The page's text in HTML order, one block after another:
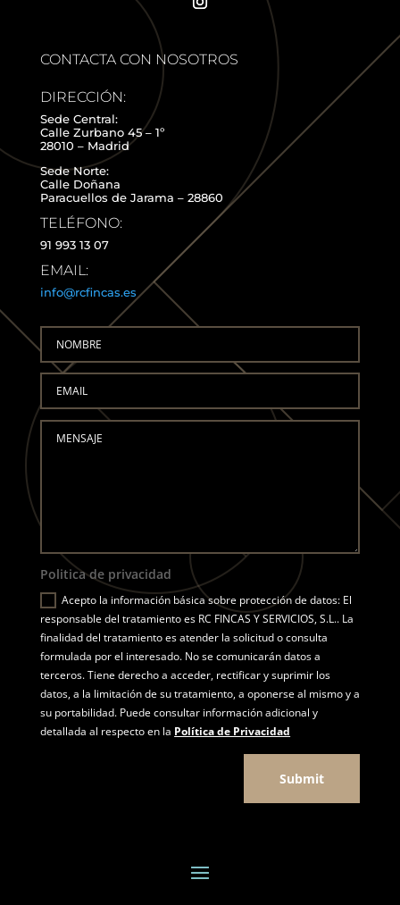
CONTACTA CON NOSOTROS
DIRECCIÓN:
Sede Central:
Calle Zurbano 45 – 1º
28010 – Madrid
Sede Norte:
Calle Doñana
Paracuellos de Jarama – 28860
TELÉFONO:
91 993 13 07
EMAIL:
info@rcfincas.es
Politica de privacidad
Acepto la información básica sobre protección de datos: El
responsable del tratamiento es RC FINCAS Y SERVICIOS, S.L.. La
finalidad del tratamiento es atender la solicitud o consulta
formulada por el interesado. No se comunicarán datos a
terceros. Tiene derecho a acceder, rectificar y suprimir los
datos, a la limitación de su tratamiento, a oponerse al mismo y a
su portabilidad. Puede consultar información adicional y
detallada al respecto en la Política de Privacidad
Submit